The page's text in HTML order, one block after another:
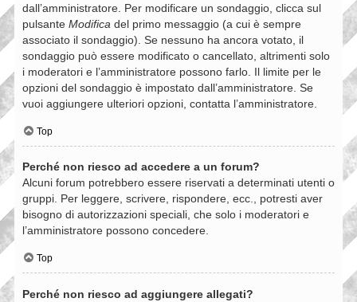
dall’amministratore. Per modificare un sondaggio, clicca sul
pulsante Modifica del primo messaggio (a cui è sempre
associato il sondaggio). Se nessuno ha ancora votato, il
sondaggio può essere modificato o cancellato, altrimenti solo
i moderatori e l’amministratore possono farlo. Il limite per le
opzioni del sondaggio è impostato dall’amministratore. Se
vuoi aggiungere ulteriori opzioni, contatta l’amministratore.
Top
Perché non riesco ad accedere a un forum?
Alcuni forum potrebbero essere riservati a determinati utenti o
gruppi. Per leggere, scrivere, rispondere, ecc., potresti aver
bisogno di autorizzazioni speciali, che solo i moderatori e
l’amministratore possono concedere.
Top
Perché non riesco ad aggiungere allegati?